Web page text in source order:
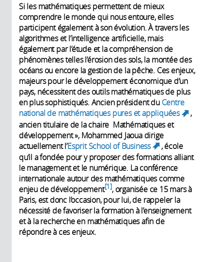
Si les mathématiques permettent de mieux
comprendre le monde qui nous entoure, elles
participent également à son évolution. À travers les
algorithmes et l’intelligence artificielle, mais
également par l’étude et la compréhension de
phénomènes telles l’érosion des sols, la montée des
océans ou encore la gestion de la pêche. Ces enjeux,
majeurs pour le développement économique d’un
pays, nécessitent des outils mathématiques de plus
en plus sophistiqués. Ancien président du Centre
national de mathématiques pures et appliquées
(link
,
ancien titulaire de la chaire Mathématiques et
développement », Mohammed Jaoua dirige
actuellement l’Esprit School of Business
(link is
external)
, école
qu’il a fondée pour y proposer des formations alliant
le management et le numérique. La conférence
internationale autour des mathématiques comme
enjeu de développement 1 , organisée ce 15 mars à
Paris, est donc l’occasion, pour lui, de rappeler la
nécessité de favoriser la formation à l’enseignement
et à la recherche en mathématiques afin de
répondre à ces enjeux.